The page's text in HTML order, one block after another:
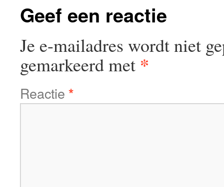
Geef een reactie
Je e-mailadres wordt niet
gemarkeerd met *
Reactie *